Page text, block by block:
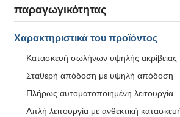
παραγωγικότητας
Χαρακτηριστικά του προϊόντος
Κατασκευή σωλήνων υψηλής ακρίβειας
Σταθερή απόδοση με υψηλή απόδοση
Πλήρως αυτοματοποιημένη λειτουργία
Απλή λειτουργία με ανθεκτική